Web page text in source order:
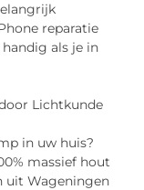
reparatie
als je in
Lichtkunde
in uw huis?
massief hout
uit Wageningen